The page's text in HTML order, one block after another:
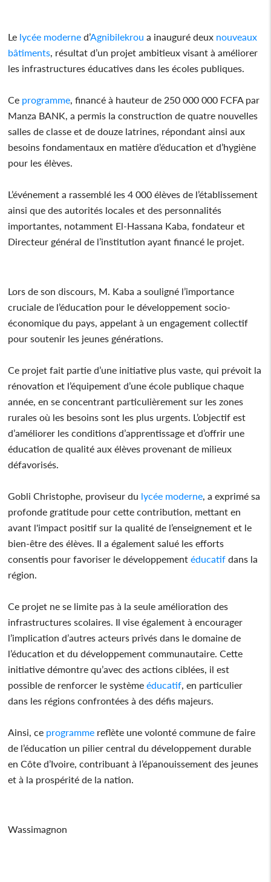
Le lycée moderne d’Agnibilekrou a inauguré deux nouveaux
bâtiments, résultat d’un projet ambitieux visant à améliorer
les infrastructures éducatives dans les écoles publiques.
Ce programme, financé à hauteur de 250 000 000 FCFA par
Manza BANK, a permis la construction de quatre nouvelles
salles de classe et de douze latrines, répondant ainsi aux
besoins fondamentaux en matière d’éducation et d’hygiène
pour les élèves.
L’événement a rassemblé les 4 000 élèves de l’établissement
ainsi que des autorités locales et des personnalités
importantes, notamment El-Hassana Kaba, fondateur et
Directeur général de l’institution ayant financé le projet.
Lors de son discours, M. Kaba a souligné l’importance
cruciale de l’éducation pour le développement socio-
économique du pays, appelant à un engagement collectif
pour soutenir les jeunes générations.
Ce projet fait partie d’une initiative plus vaste, qui prévoit la
rénovation et l’équipement d’une école publique chaque
année, en se concentrant particulièrement sur les zones
rurales où les besoins sont les plus urgents. L’objectif est
d’améliorer les conditions d’apprentissage et d’offrir une
éducation de qualité aux élèves provenant de milieux
défavorisés.
Gobli Christophe, proviseur du lycée moderne, a exprimé sa
profonde gratitude pour cette contribution, mettant en
avant l'impact positif sur la qualité de l’enseignement et le
bien-être des élèves. Il a également salué les efforts
consentis pour favoriser le développement éducatif dans la
région.
Ce projet ne se limite pas à la seule amélioration des
infrastructures scolaires. Il vise également à encourager
l’implication d’autres acteurs privés dans le domaine de
l’éducation et du développement communautaire. Cette
initiative démontre qu’avec des actions ciblées, il est
possible de renforcer le système éducatif, en particulier
dans les régions confrontées à des défis majeurs.
Ainsi, ce programme reflète une volonté commune de faire
de l’éducation un pilier central du développement durable
en Côte d’Ivoire, contribuant à l’épanouissement des jeunes
et à la prospérité de la nation.
Wassimagnon